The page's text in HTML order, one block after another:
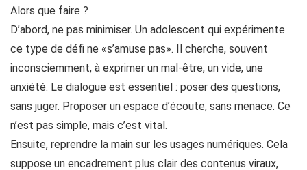
Alors que faire ?
D’abord, ne pas minimiser. Un adolescent qui expérimente
ce type de défi ne «s’amuse pas». Il cherche, souvent
inconsciemment, à exprimer un mal-être, un vide, une
anxiété. Le dialogue est essentiel : poser des questions,
sans juger. Proposer un espace d’écoute, sans menace. Ce
n’est pas simple, mais c’est vital.
Ensuite, reprendre la main sur les usages numériques. Cela
suppose un encadrement plus clair des contenus viraux,